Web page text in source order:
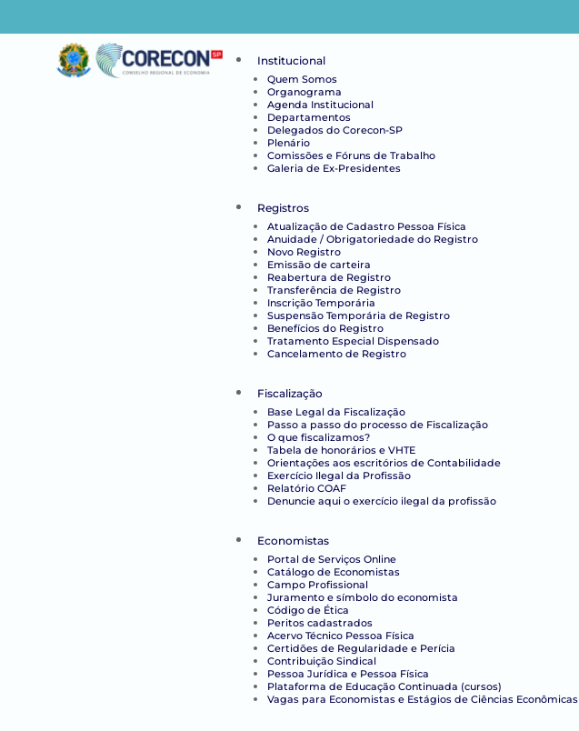
Institucional
Quem Somos
Organograma
Agenda Institucional
Departamentos
Delegados do Corecon-SP
Plenário
Comissões e Fóruns de Trabalho
Galeria de Ex-Presidentes
Registros
Atualização de Cadastro Pessoa Física
Anuidade / Obrigatoriedade do Registro
Novo Registro
Emissão de carteira
Reabertura de Registro
Transferência de Registro
Inscrição Temporária
Suspensão Temporária de Registro
Benefícios do Registro
Tratamento Especial Dispensado
Cancelamento de Registro
Fiscalização
Base Legal da Fiscalização
Passo a passo do processo de Fiscalização
O que fiscalizamos?
Tabela de honorários e VHTE
Orientações aos escritórios de Contabilidade
Exercício Ilegal da Profissão
Relatório COAF
Denuncie aqui o exercício ilegal da profissão
Economistas
Portal de Serviços Online
Catálogo de Economistas
Campo Profissional
Juramento e símbolo do economista
Código de Ética
Peritos cadastrados
Acervo Técnico Pessoa Física
Certidões de Regularidade e Perícia
Contribuição Sindical
Pessoa Jurídica e Pessoa Física
Plataforma de Educação Continuada (cursos)
Vagas para Economistas e Estágios de Ciências Econômicas